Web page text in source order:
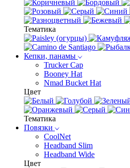
Тематика
Кепки, панамы
Trucker Cap
Booney Hat
Nmad Bucket Hat
Цвет
Тематика
Повязки
CoolNet
Headband Slim
Headband Wide
Цвет